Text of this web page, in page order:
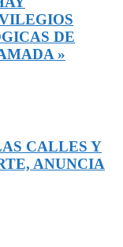
DE
»
CALLES Y
ANUNCIA